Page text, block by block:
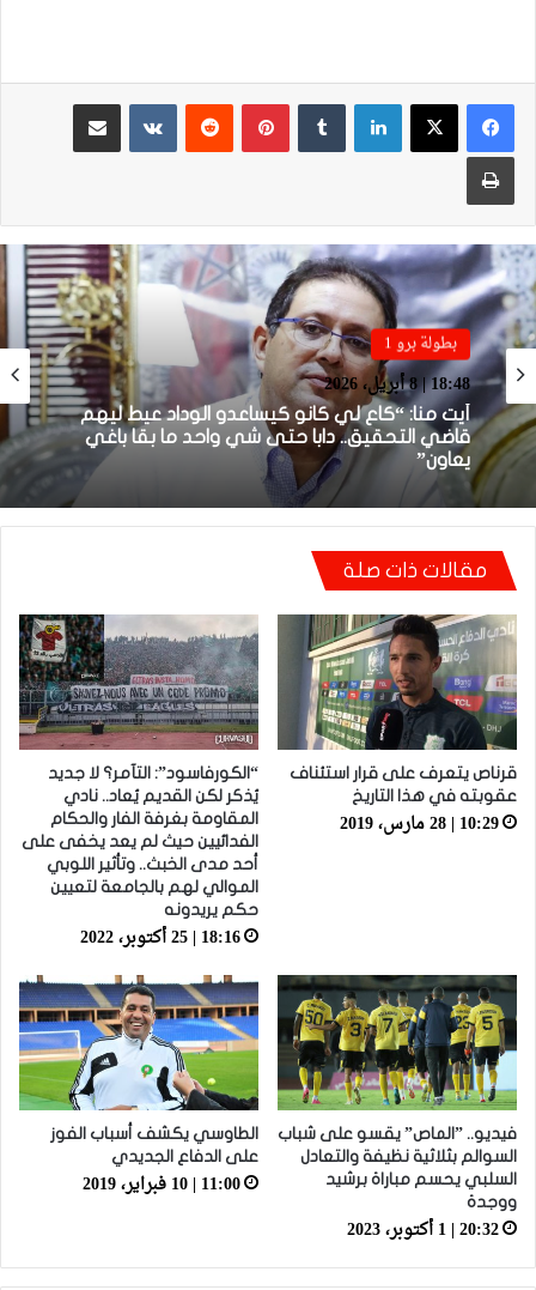
لينكدإن بينتيريست
مشاركة عبر البريد
طباعة
بطولة برو 1
18:48 | 8 أبريل، 2026
أيت منا: “كاع لي كانو كيساعدو الوداد عيط ليهم
قاضي التحقيق.. دابا حتى شي واحد ما بقا باغي
بطولة برو 1
22:23 | 6 أبريل، 2026
توالي النتائج السلبية يلاحق الوداد الرياضي بعد
تعادل جديد أمام الدفاع الحسني الجديدي
مقالات ذات صلة
قرناص يتعرف على قرار استئناف
عقوبته في هذا التاريخ
10:29 | 28 مارس، 2019
“الكورفاسود”: التآمر؟ لا جديد
يُذكر لكن القديم يُعاد.. نادي
المقاومة بغرفة الفار والحكام
الفدائيين حيث لم يعد يخفى على
أحد مدى الخبث.. وتأثير اللوبي
الموالي لهم بالجامعة لتعيين
حكم يريدونه
18:16 | 25 أكتوبر، 2022
فيديو.. ”الماص” يقسو على شباب
السوالم بثلاثية نظيفة والتعادل
السلبي يحسم مباراة برشيد
ووجدة
20:32 | 1 أكتوبر، 2023
الطاوسي يكشف أسباب الفوز
على الدفاع الجديدي
11:00 | 10 فبراير، 2019